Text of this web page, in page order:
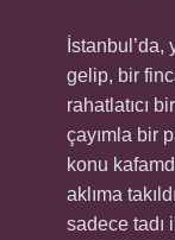
gelip, bir
rahatlatıcı
çayımla bir
konu
aklıma
sadece tadı